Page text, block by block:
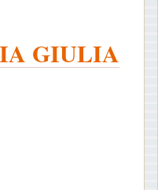
GIULIA